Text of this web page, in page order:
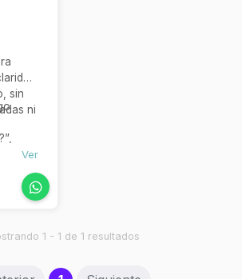
sin
ni
lo
de
Ver
1 - 1 de 1 resultados